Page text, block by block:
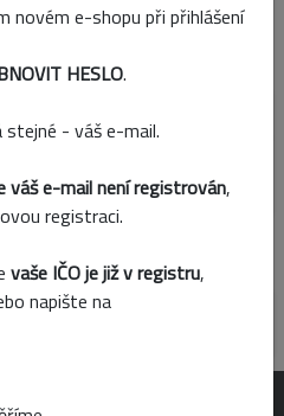
Prodejny
Parametry
V balení je 700g.
novém e-shopu při přihlášení
HESLO.
- váš e-mail.
váš e-mail není registrován,
registraci.
vaše IČO je již v registru,
napište na